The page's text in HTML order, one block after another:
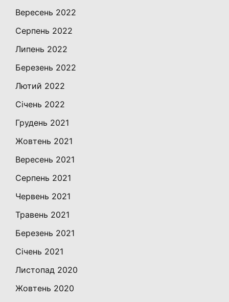
Вересень 2022
Серпень 2022
Липень 2022
Березень 2022
Лютий 2022
Січень 2022
Грудень 2021
Жовтень 2021
Вересень 2021
Серпень 2021
Червень 2021
Травень 2021
Березень 2021
Січень 2021
Листопад 2020
Жовтень 2020